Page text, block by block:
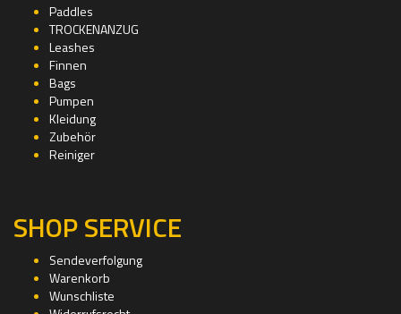
Paddles
TROCKENANZUG
Leashes
Finnen
Bags
Pumpen
Kleidung
Zubehör
Reiniger
SHOP SERVICE
Sendeverfolgung
Warenkorb
Wunschliste